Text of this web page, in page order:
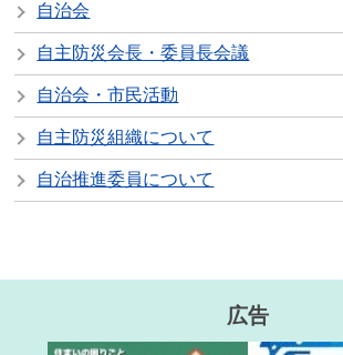
自治会
自主防災会長・委員長会議
自治会・市民活動
自主防災組織について
自治推進委員について
広告